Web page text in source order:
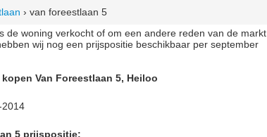
› van foreestlaan 5
de woning verkocht of om een andere reden van de markt
wij nog een prijspositie beschikbaar per september
Van Foreestlaan 5, Heiloo
5 prijspositie: